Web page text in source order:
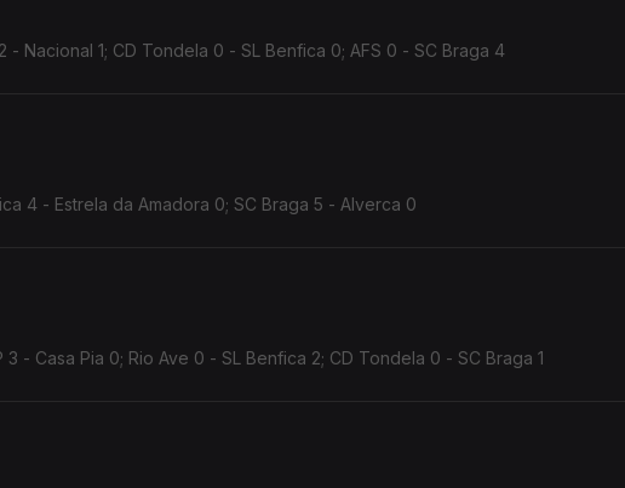
- Nacional 1; CD Tondela 0 - SL Benfica 0; AFS 0 - SC Braga 4
4 - Estrela da Amadora 0; SC Braga 5 - Alverca 0
- Casa Pia 0; Rio Ave 0 - SL Benfica 2; CD Tondela 0 - SC Braga 1